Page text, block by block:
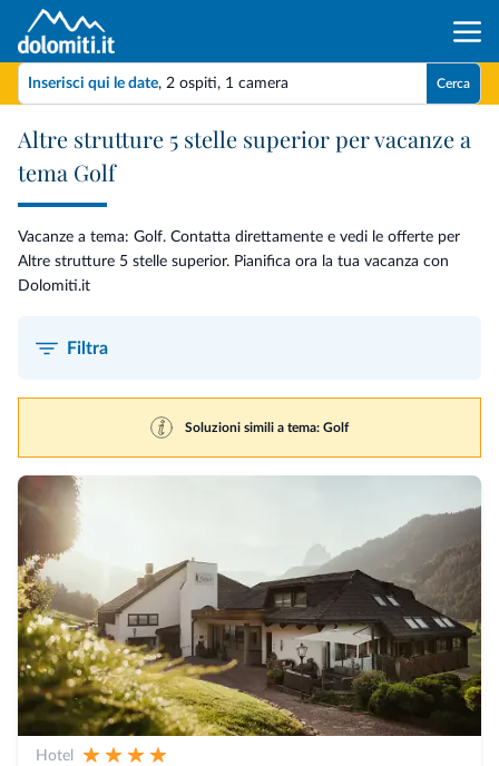
Inserisci qui le date, 2 ospiti, 1 camera Cerca
Altre strutture 5 stelle superior per vacanze a
tema Golf
Vacanze a tema: Golf. Contatta direttamente e vedi le offerte per
Altre strutture 5 stelle superior. Pianifica ora la tua vacanza con
Dolomiti.it
Filtra
Soluzioni simili a tema: Golf
Hotel